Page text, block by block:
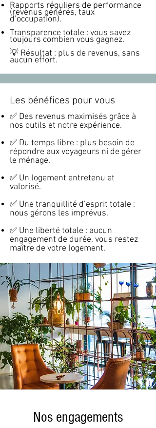
Rapports réguliers de performance
(revenus générés, taux
d’occupation).
Transparence totale : vous savez
toujours combien vous gagnez.
💡 Résultat : plus de revenus, sans
aucun effort.
Les bénéfices pour vous
✅ Des revenus maximisés grâce à
nos outils et notre expérience.
✅ Du temps libre : plus besoin de
répondre aux voyageurs ni de gérer
le ménage.
✅ Un logement entretenu et
valorisé.
✅ Une tranquillité d’esprit totale :
nous gérons les imprévus.
✅ Une liberté totale : aucun
engagement de durée, vous restez
maître de votre logement.
Nos engagements